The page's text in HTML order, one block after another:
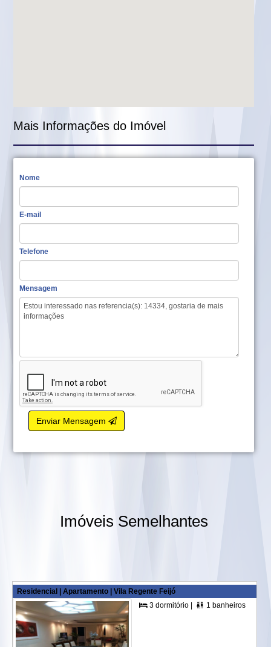
Mais Informações do Imóvel
Nome
E-mail
Telefone
Mensagem
Enviar Mensagem
Imóveis Semelhantes
Residencial | Apartamento | Vila Regente Feijó
 3 dormitório |  1 banheiros |